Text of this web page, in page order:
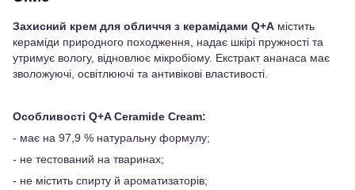
Захисний крем для обличчя з керамідами Q+A містить
кераміди природного походження, надає шкірі пружності та
утримує вологу, відновлює мікробіому. Екстракт ананаса має
зволожуючі, освітлюючі та антивікові властивості.
Особливості Q+A Ceramide Cream:
- має на 97,9 % натуральну формулу;
- не тестований на тваринах;
- не містить спирту й ароматизаторів;